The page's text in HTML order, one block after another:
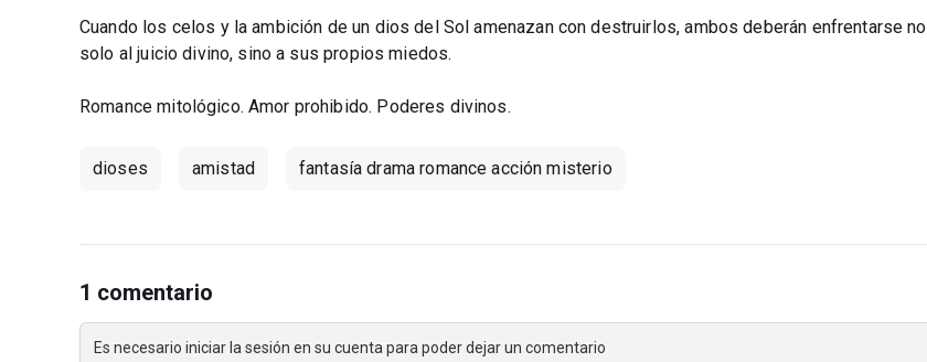
Cuando los celos y la ambición de un dios del Sol amenazan con destruirlos, ambos deberán enfrentarse no
solo al juicio divino, sino a sus propios miedos.
Romance mitológico. Amor prohibido. Poderes divinos.
dioses amistad fantasía drama romance acción misterio
1 comentario
Es necesario iniciar la sesión en su cuenta para poder dejar un comentario